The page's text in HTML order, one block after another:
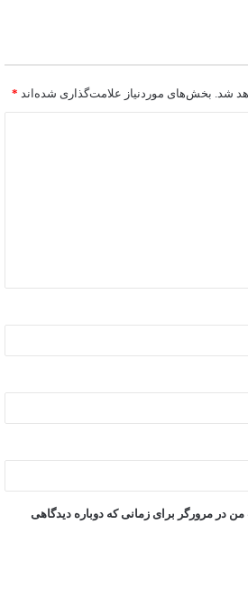
شد. بخش‌های موردنیاز علامت‌گذاری شده‌اند *
در مرورگر برای زمانی که دوباره دیدگاهی